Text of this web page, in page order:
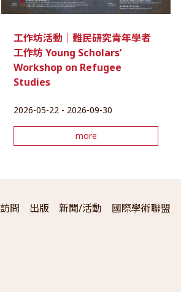
工作坊活動｜難民研究青年學者
工作坊 Young Scholars’
Workshop on Refugee
Studies
2026-05-22 - 2026-09-30
more
訪問 出版 新聞/活動 國際學術聯盟